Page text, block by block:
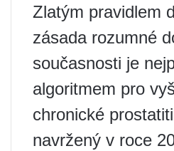
Zlatým pravidlem
zásada rozumné
současnosti je
algoritmem pro
chronické
navržený v roce